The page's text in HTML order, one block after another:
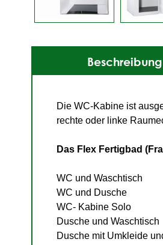
Beschreibung
Die WC-Kabine ist
rechte oder linke
Das Flex Fertigbad
WC und Waschtisch
WC und Dusche
WC- Kabine Solo
Dusche und Waschtisch
Dusche mit Umkleide